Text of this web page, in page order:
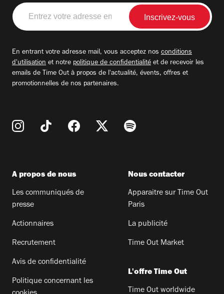
Entrez
votre
adresse
En entrant votre adresse mail, vous acceptez nos conditions
d'utilisation et notre politique de confidentialité et de recevoir les
emails de Time Out à propos de l'actualité, évents, offres et
promotionnelles de nos partenaires.
A propos de nous
Les communiqués de
presse
Actionnaires
Recrutement
Avis de confidentialité
Politique concernant les
Nous contacter
Apparaitre sur Time Out
Paris
La publicité
Time Out Market
L'offre Time Out
Time Out worldwide